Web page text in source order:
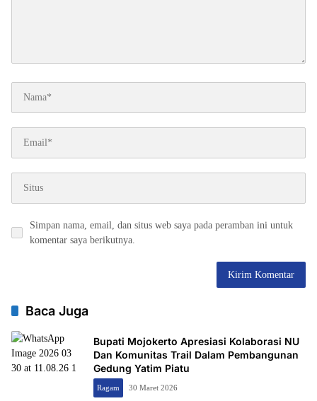
Simpan nama, email, dan situs web saya pada peramban ini untuk
komentar saya berikutnya.
Baca Juga
Bupati Mojokerto Apresiasi Kolaborasi NU
Dan Komunitas Trail Dalam Pembangunan
Gedung Yatim Piatu
Ragam 30 Maret 2026